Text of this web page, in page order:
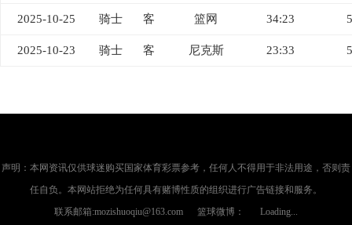
2025-10-25 骑士 客 篮网 34:23
2025-10-23 骑士 客 尼克斯 23:33
声明：本网资讯仅供球迷购买国家体育彩票参考，任何人不得用于非法用途，否则责
任自负。本网站拒绝为任何具有赌博性质的组织进行广告链接和服务。
联系邮箱:mozishuoqiu@163.com 篮球微博：
Loading...